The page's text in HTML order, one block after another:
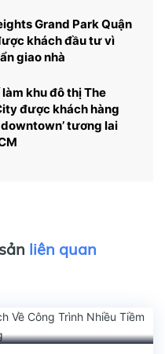
Grand Park Quận
khách đầu tư vì
giao nhà
khu đô thị The
được khách hàng
tương lai
liên quan